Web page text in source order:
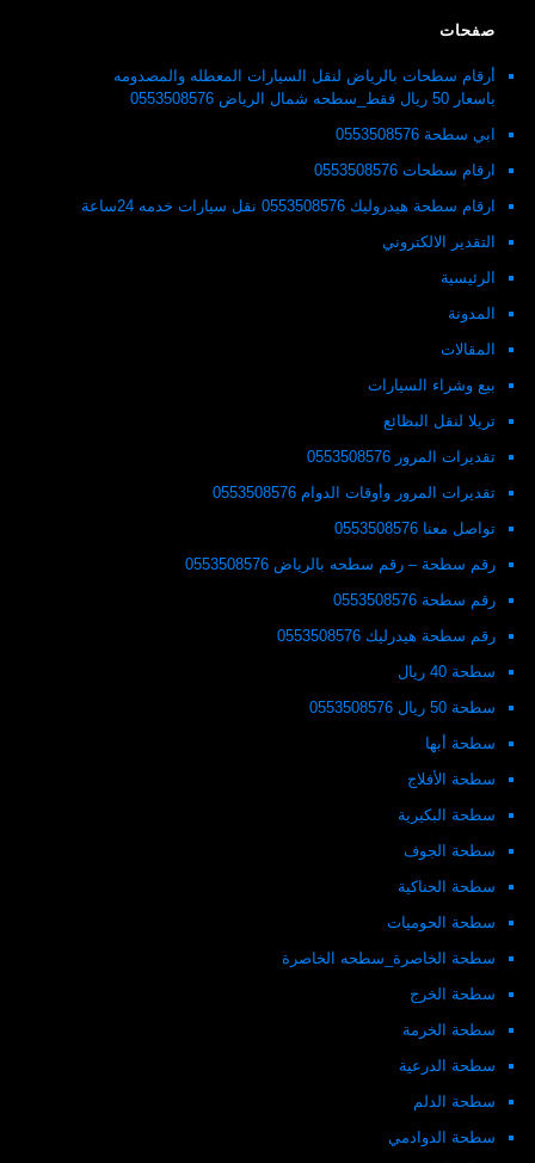
صفحات
أرقام سطحات بالرياض لنقل السيارات المعطله والمصدومه
باسعار 50 ريال فقط_سطحه شمال الرياض 0553508576
ابي سطحة 0553508576
ارقام سطحات 0553508576
ارقام سطحة هيدروليك 0553508576 نقل سيارات خدمه 24ساعة
التقدير الالكتروني
الرئيسية
المدونة
المقالات
بيع وشراء السيارات
تريلا لنقل البظائع
تقديرات المرور 0553508576
تقديرات المرور وأوقات الدوام 0553508576
تواصل معنا 0553508576
رقم سطحة – رقم سطحه بالرياض 0553508576
رقم سطحة 0553508576
رقم سطحة هيدرليك 0553508576
سطحة 40 ريال
سطحة 50 ريال 0553508576
سطحة أبها
سطحة الأفلاج
سطحة البكيرية
سطحة الجوف
سطحة الحناكية
سطحة الحوميات
سطحة الخاصرة_سطحه الخاصرة
سطحة الخرج
سطحة الخرمة
سطحة الدرعية
سطحة الدلم
سطحة الدوادمي